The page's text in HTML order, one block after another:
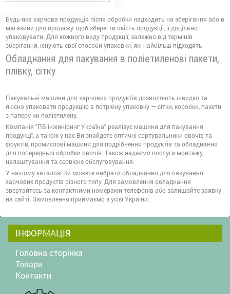
Будь-яка харчова продукція після обробки надходить на зберігання або в
магазини для продажу. щоб зберегти якість продукції, її доцільно
упаковувати. Для кожного виду продукції, залежно від термінів
зберігання, існують свої способи упаковки, які найбільш підходять.
Обладнання для пакування в поліетиленові пакети,
плівку, сітку
Пакувальні машини для харчових продуктів дозволяють швидко та
якісно упаковати продукцію в потрібну упаковку — сітки, коробки, пакети
з паперу чи поліетилену.
Компанія "ПБ інжиніринг Україна" реалізує машини для пакування
продукції, а також у нас Ви знайдете оптичні сортувальники овочів та
фруктів, промислові машини для подрібнення продуктів та обладнання
для попередньої обробки овочів. Також надаємо послуги монтажу,
налаштування та сервісне обслуговування.
У нашому каталозі Ви можете вибрати обладнання для пакування
харчових продуктів різного типу. Для замовлення обладнання
звертайтесь за контактними номерами телефонів або залишайте заявку
на сайті. Замовлення приймаємо з усієї України.
ІНФОРМАЦІЯ
Головна сторінка
Товари
Контакти